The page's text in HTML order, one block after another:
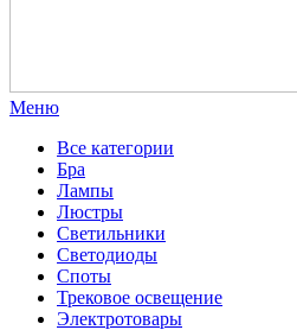
Меню
Все категории
Бра
Лампы
Люстры
Светильники
Светодиоды
Споты
Трековое освещение
Электротовары